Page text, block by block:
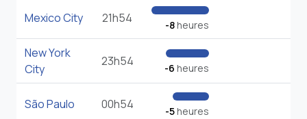
Mexico City 21h54 -8heures
New York
City
23h54 -6 heures
São Paulo 00h54 -5heures